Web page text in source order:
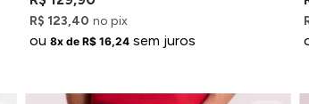
R$ 123,40 no pix
ou8x de R$ 16,24 sem juros